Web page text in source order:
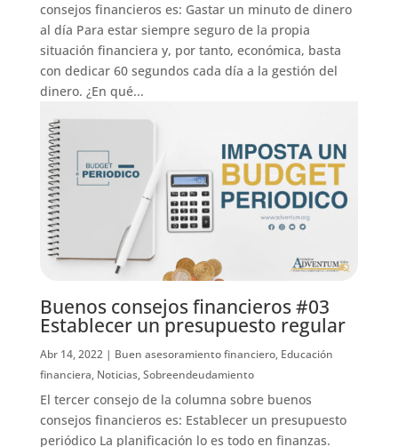
consejos financieros es: Gastar un minuto de dinero
al día Para estar siempre seguro de la propia
situación financiera y, por tanto, económica, basta
con dedicar 60 segundos cada día a la gestión del
dinero. ¿En qué...
Buenos consejos financieros #03
Establecer un presupuesto regular
Abr 14, 2022| Buen asesoramiento financiero, Educación
financiera, Noticias,Sobreendeudamiento
El tercer consejo de la columna sobre buenos
consejos financieros es: Establecer un presupuesto
periódico La planificación lo es todo en finanzas.